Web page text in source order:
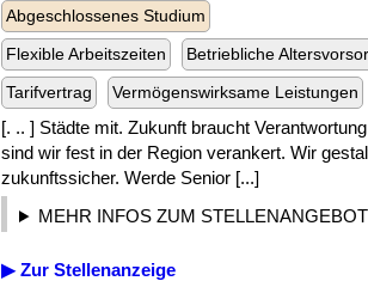
Abgeschlossenes Studium
Flexible Arbeitszeiten
Betriebliche
Tarifvertrag
Vermögenswirksame Leistungen
[. .. ] Städte mit. Zukunft braucht
sind wir fest in der Region verankert. Wir
zukunftssicher. Werde Senior [...]
MEHR INFOS ZUM STELLENANGEBOT
▶ Zur Stellenanzeige